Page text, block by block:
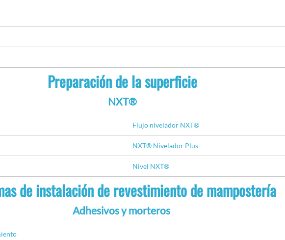
Preparación de la superficie
NXT®
Flujo nivelador NXT®
NXT® Nivelador Plus
Nivel NXT®
de instalación de revestimiento de mampostería
Adhesivos y morteros